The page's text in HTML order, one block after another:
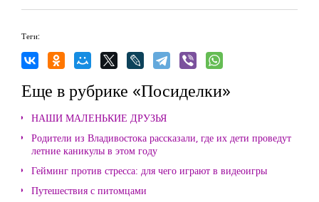
Теги:
Еще в рубрике «Посиделки»
НАШИ МАЛЕНЬКИЕ ДРУЗЬЯ
Родители из Владивостока рассказали, где их дети проведут
летние каникулы в этом году
Гейминг против стресса: для чего играют в видеоигры
Путешествия с питомцами